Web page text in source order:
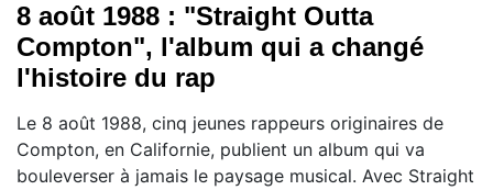
8 août 1988 : "Straight Outta
Compton", l'album qui a changé
l'histoire du rap
Le 8 août 1988, cinq jeunes rappeurs originaires de
Compton, en Californie, publient un album qui va
bouleverser à jamais le paysage musical. Avec Straight